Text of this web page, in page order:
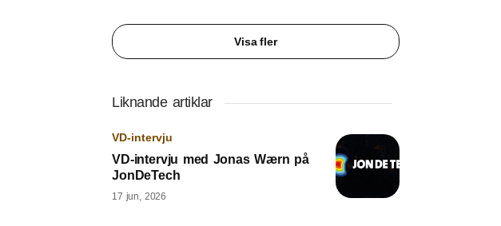
Visa fler
Liknande artiklar
VD-intervju
VD-intervju med Jonas Wærn på
JonDeTech
17 jun, 2026